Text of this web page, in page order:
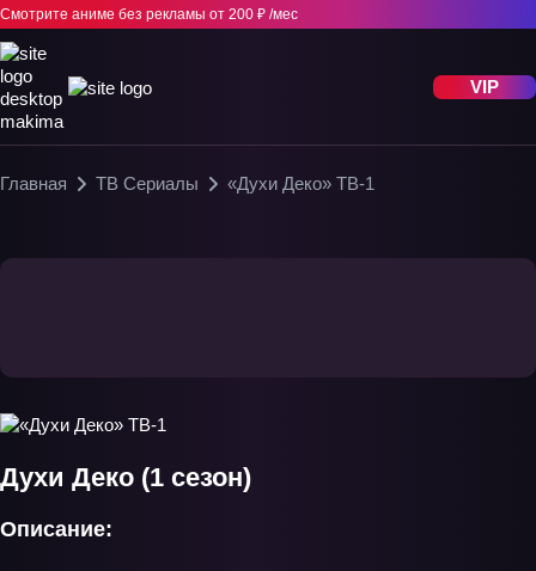
Смотрите аниме без рекламы от 200 ₽ /мес
VIP
Главная ТВ Сериалы «Духи Деко» ТВ-1
Духи Деко (1 сезон)
Описание: